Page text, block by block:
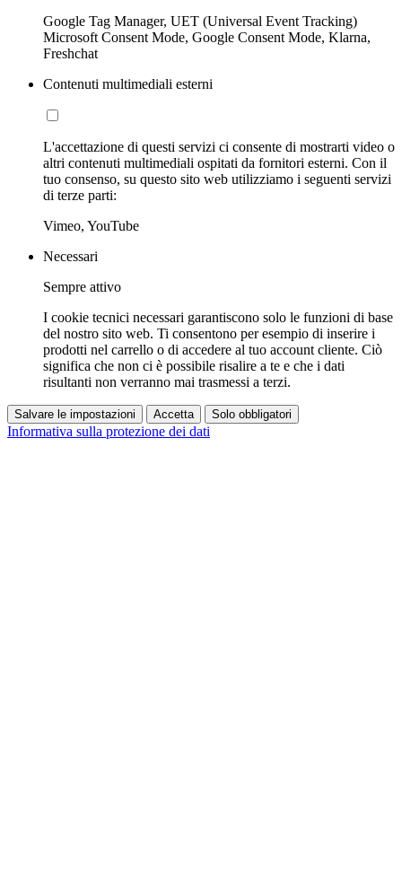
Google Tag Manager, UET (Universal Event Tracking)
Microsoft Consent Mode, Google Consent Mode, Klarna,
Freshchat
Contenuti multimediali esterni
L'accettazione di questi servizi ci consente di mostrarti video o
altri contenuti multimediali ospitati da fornitori esterni. Con il
tuo consenso, su questo sito web utilizziamo i seguenti servizi
di terze parti:
Vimeo, YouTube
Necessari
Sempre attivo
I cookie tecnici necessari garantiscono solo le funzioni di base
del nostro sito web. Ti consentono per esempio di inserire i
prodotti nel carrello o di accedere al tuo account cliente. Ciò
significa che non ci è possibile risalire a te e che i dati
risultanti non verranno mai trasmessi a terzi.
Salvare le impostazioni Accetta Solo obbligatori
Informativa sulla protezione dei dati